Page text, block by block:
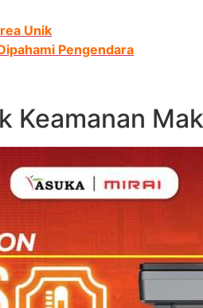
Unik
Pengendara
Keamanan